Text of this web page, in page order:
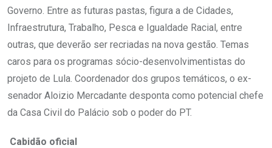
Governo. Entre as futuras pastas, figura a de Cidades,
Infraestrutura, Trabalho, Pesca e Igualdade Racial, entre
outras, que deverão ser recriadas na nova gestão. Temas
caros para os programas sócio-desenvolvimentistas do
projeto de Lula. Coordenador dos grupos temáticos, o ex-
senador Aloizio Mercadante desponta como potencial chefe
da Casa Civil do Palácio sob o poder do PT.
Cabidão oficial